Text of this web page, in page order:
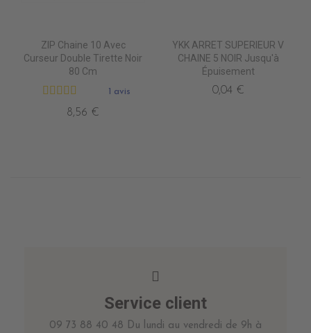
ZIP Chaine 10 Avec
Curseur Double Tirette Noir
80 Cm
1 avis
8,56 €
YKK ARRET SUPERIEUR V
CHAINE 5 NOIR Jusqu'à
Épuisement
0,04 €
Service client
09 73 88 40 48 Du lundi au vendredi de 9h à